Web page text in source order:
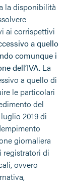
la disponibilità
ai corrispettivi
a quello
comunque i
dell’IVA.La
a quello di
le particolari
del
2019 di
giornaliera
registratori di
ovvero